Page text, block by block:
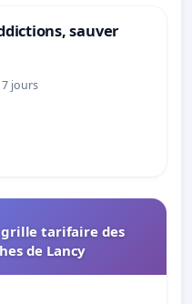
sauver
jours
grille tarifaire des
de Lancy